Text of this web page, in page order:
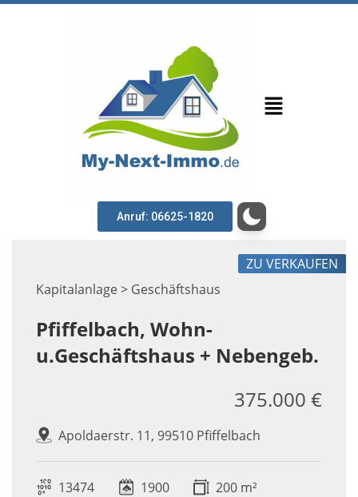
Anruf: 06625-1820
Kapitalanlage > Geschäftshaus
ZU VERKAUFEN
Pfiffelbach, Wohn-
u.Geschäftshaus + Nebengeb.
Apoldaerstr. 11, 99510 Pfiffelbach
375.000 €
13474 1900 200 m²